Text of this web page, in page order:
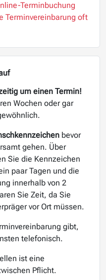
Terminbuchung
Terminvereinbarung oft
um einen Termin!
Wochen oder gar
bevor
gehen. Über
Sie die Kennzeichen
paar Tagen und die
innerhalb von 2
Sie Zeit, da Sie
vor Ort müssen.
gibt,
telefonisch.
ist eine
Pflicht.